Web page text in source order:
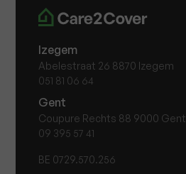
Izegem
Abelestraat 26 8870 Izegem
051 81 06 64
Gent
Coupure Rechts 88 9000 Gent
09 395 57 41
BE 0729.570.256